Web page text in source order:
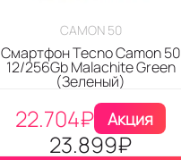
CAMON 50
Смартфон Tecno Camon 50
12/256Gb Malachite Green
(Зеленый)
22.704₽ Акция
23.899₽